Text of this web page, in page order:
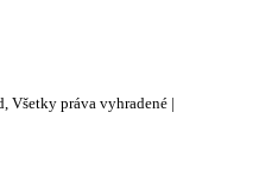
Všetky práva vyhradené |